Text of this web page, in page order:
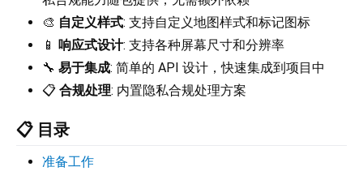
🎨 自定义样式: 支持自定义地图样式和标记图标
📱 响应式设计: 支持各种屏幕尺寸和分辨率
🔧 易于集成: 简单的 API 设计，快速集成到项目中
📋 合规处理: 内置隐私合规处理方案
📋 目录
准备工作